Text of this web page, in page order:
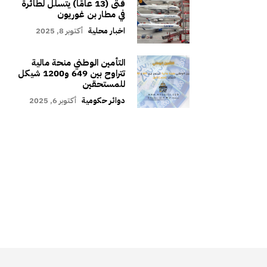
فتى (13 عامًا) يتسلل لطائرة
في مطار بن غوريون
اخبار محلية أكتوبر 8, 2025
التأمين الوطني منحة مالية
تتراوح بين 649 و1200 شيكل
للمستحقين
دوائر حكومية أكتوبر 6, 2025